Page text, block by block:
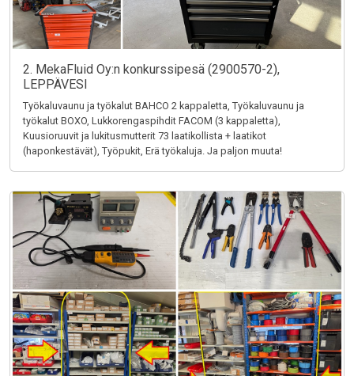
2. MekaFluid Oy:n konkurssipesä (2900570-2),
LEPPÄVESI
Työkaluvaunu ja työkalut BAHCO 2 kappaletta, Työkaluvaunu ja
työkalut BOXO, Lukkorengaspihdit FACOM (3 kappaletta),
Kuusioruuvit ja lukitusmutterit 73 laatikollista + laatikot
(haponkestävät), Työpukit, Erä työkaluja. Ja paljon muuta!